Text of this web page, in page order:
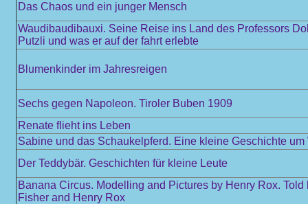
Das Chaos und ein junger Mensch
Waudibaudibauxi. Seine Reise ins Land des Professors
Putzli und was er auf der fahrt erlebte
Blumenkinder im Jahresreigen
Sechs gegen Napoleon. Tiroler Buben 1909
Renate flieht ins Leben
Sabine und das Schaukelpferd. Eine kleine Geschichte
Der Teddybär. Geschichten für kleine Leute
Banana Circus. Modelling and Pictures by Henry Rox. Told
Fisher and Henry Rox